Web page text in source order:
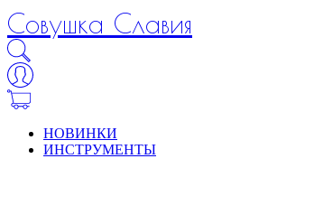
Совушка Славия
НОВИНКИ
ИНСТРУМЕНТЫ